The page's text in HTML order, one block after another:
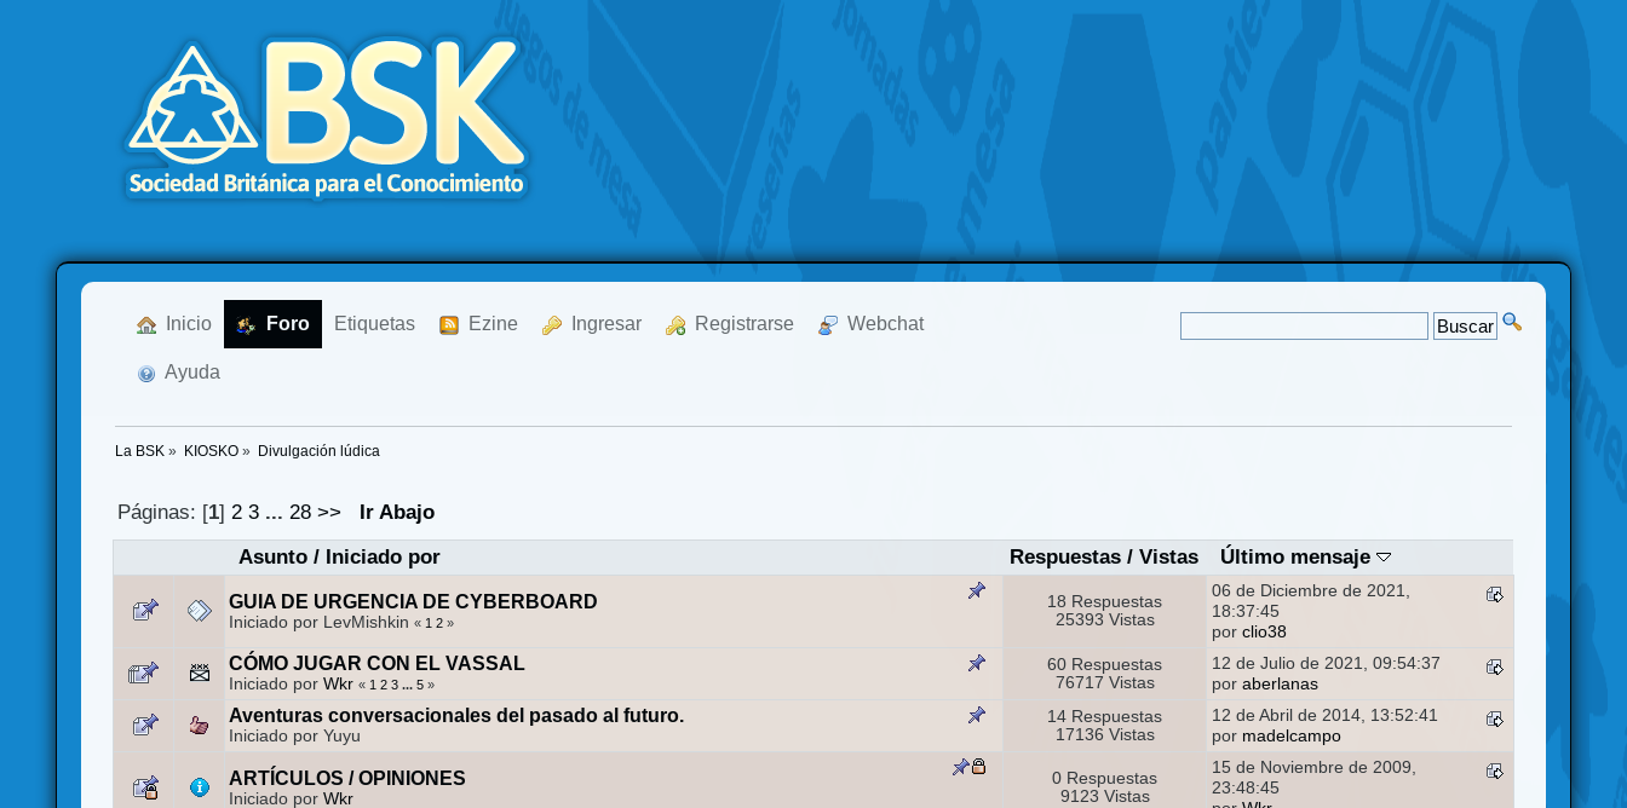
Inicio Foro Etiquetas Ezine Ingresar Registrarse Webchat
Ayuda
La BSK » KIOSKO» Divulgación lúdica
Páginas: [1] 2 3 ... 28 >>
Ir Abajo
Asunto/ Iniciado por Respuestas /Vistas Último mensaje
GUIA DE URGENCIA DE CYBERBOARD
Iniciado por LevMishkin« 1 2 »
18 Respuestas
25393 Vistas
06 de Diciembre de 2021,
18:37:45
porclio38
CÓMO JUGAR CON EL VASSAL
Iniciado porWkr « 1 2 3 ...5 »
60 Respuestas
76717 Vistas
12 de Julio de 2021, 09:54:37
poraberlanas
Aventuras conversacionales del pasado al futuro.
Iniciado por Yuyu
14 Respuestas
17136 Vistas
12 de Abril de 2014, 13:52:41
por madelcampo
ARTÍCULOS / OPINIONES
Iniciado porWkr
0 Respuestas
9123 Vistas
15 de Noviembre de 2009,
23:48:45